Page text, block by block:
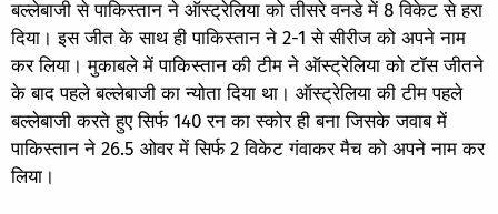
बल्लेबाजी से पाकिस्तान ने ऑस्ट्रेलिया को तीसरे वनडे में 8 विकेट से हरा
दिया। इस जीत के साथ ही पाकिस्तान ने 2-1 से सीरीज को अपने नाम
कर लिया। मुकाबले में पाकिस्तान की टीम ने ऑस्ट्रेलिया को टॉस जीतने
के बाद पहले बल्लेबाजी का न्योता दिया था। ऑस्ट्रेलिया की टीम पहले
बल्लेबाजी करते हुए सिर्फ 140 रन का स्कोर ही बना जिसके जवाब में
पाकिस्तान ने 26.5 ओवर में सिर्फ 2 विकेट गंवाकर मैच को अपने नाम कर
लिया।